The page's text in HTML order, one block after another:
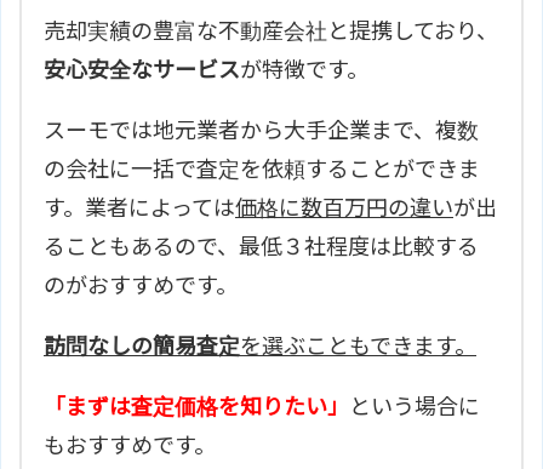
売却実績の豊富な不動産会社と提携しており、
安心安全なサービスが特徴です。
スーモでは地元業者から大手企業まで、複数
の会社に一括で査定を依頼することができま
す。業者によっては価格に数百万円の違いが出
ることもあるので、最低３社程度は比較する
のがおすすめです。
訪問なしの簡易査定を選ぶこともできます。
「まずは査定価格を知りたい」
という場合に
もおすすめです。